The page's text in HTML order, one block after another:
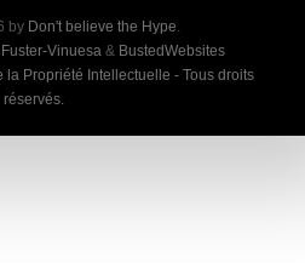
by Don't believe the Hype
Vinuesa & BustedWebsites
Propriété Intellectuelle - Tous droits
réservés.